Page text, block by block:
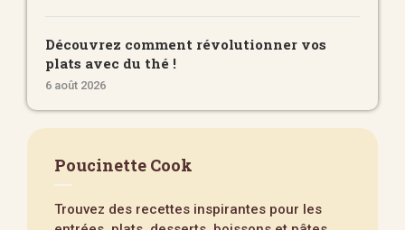
Découvrez comment révolutionner vos
plats avec du thé !
6 août 2026
Poucinette Cook
Trouvez des recettes inspirantes pour les